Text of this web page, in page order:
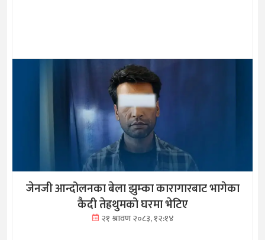
जेनजी आन्दोलनका बेला झुम्का कारागारबाट भागेका
कैदी तेह्रथुमको घरमा भेटिए
२१ श्रावण २०८३, १२:१४